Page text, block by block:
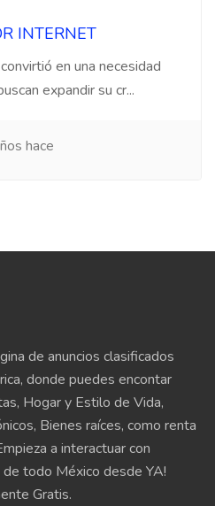
INTERNET
en una necesidad
expandir su cr...
hace
de anuncios clasificados
donde puedes encontar
Hogar y Estilo de Vida,
Bienes raíces, como renta
a interactuar con
todo México desde YA!
Gratis.